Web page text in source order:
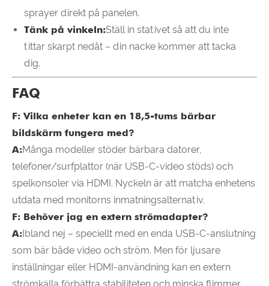
sprayer direkt på panelen.
Tänk på vinkeln:Ställ in stativet så att du inte
tittar skarpt nedåt – din nacke kommer att tacka
dig.
FAQ
F: Vilka enheter kan en 18,5-tums bärbar
bildskärm fungera med?
A:Många modeller stöder bärbara datorer,
telefoner/surfplattor (när USB-C-video stöds) och
spelkonsoler via HDMI. Nyckeln är att matcha enhetens
utdata med monitorns inmatningsalternativ.
F: Behöver jag en extern strömadapter?
A:Ibland nej – speciellt med en enda USB-C-anslutning
som bär både video och ström. Men för ljusare
inställningar eller HDMI-användning kan en extern